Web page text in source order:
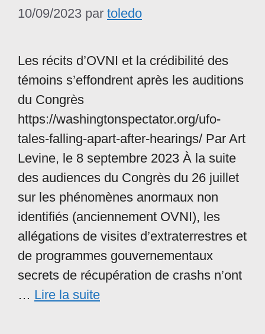
10/09/2023 par toledo
Les récits d’OVNI et la crédibilité des
témoins s’effondrent après les auditions
du Congrès
https://washingtonspectator.org/ufo-
tales-falling-apart-after-hearings/ Par Art
Levine, le 8 septembre 2023 À la suite
des audiences du Congrès du 26 juillet
sur les phénomènes anormaux non
identifiés (anciennement OVNI), les
allégations de visites d’extraterrestres et
de programmes gouvernementaux
secrets de récupération de crashs n’ont
… Lire la suite